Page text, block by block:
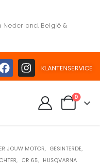
België &
KLANTENSERVICE
0
JOUW MOTOR, GESINTERDE,
, CR 65, HUSQVARNA